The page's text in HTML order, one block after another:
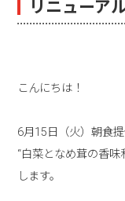
リニューア
こんにちは！
6月15日（火）朝食
“白菜となめ茸の香
します。